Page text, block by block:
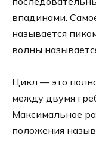
впадинами.
называется
волны
Цикл — это
между двумя
Максимальное
положения